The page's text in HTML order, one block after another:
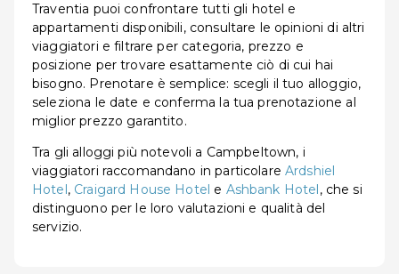
Traventia puoi confrontare tutti gli hotel e
appartamenti disponibili, consultare le opinioni di altri
viaggiatori e filtrare per categoria, prezzo e
posizione per trovare esattamente ciò di cui hai
bisogno. Prenotare è semplice: scegli il tuo alloggio,
seleziona le date e conferma la tua prenotazione al
miglior prezzo garantito.
Tra gli alloggi più notevoli a Campbeltown, i
viaggiatori raccomandano in particolareArdshiel
Hotel, Craigard House Hotel e Ashbank Hotel, che si
distinguono per le loro valutazioni e qualità del
servizio.